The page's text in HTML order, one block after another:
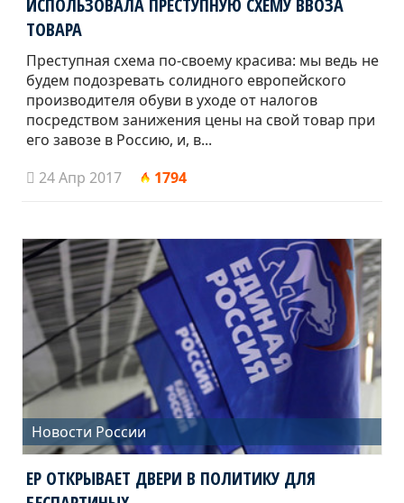
ИСПОЛЬЗОВАЛА ПРЕСТУПНУЮ СХЕМУ ВВОЗА
ТОВАРА
Преступная схема по-своему красива: мы ведь не
будем подозревать солидного европейского
производителя обуви в уходе от налогов
посредством занижения цены на свой товар при
его завозе в Россию, и, в...
24 Апр 2017
1794
Новости России
ЕР ОТКРЫВАЕТ ДВЕРИ В ПОЛИТИКУ ДЛЯ